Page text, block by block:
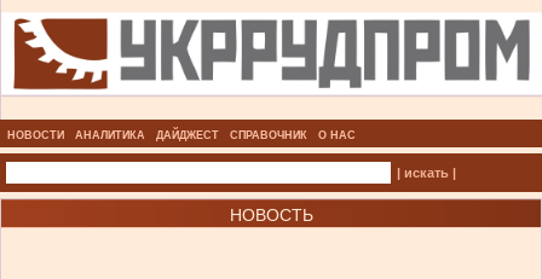
НОВОСТИ АНАЛИТИКА ДАЙДЖЕСТ СПРАВОЧНИК О НАС
| искать |
НОВОСТЬ